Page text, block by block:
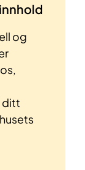
og
ditt